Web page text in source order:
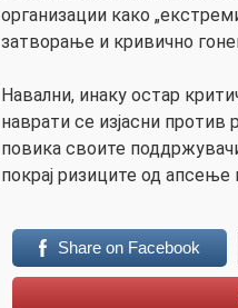
организации како
затворање и кривично
Навални, инаку остар
наврати се изјасни против
повика своите
покрај ризиците од
Share on Facebook